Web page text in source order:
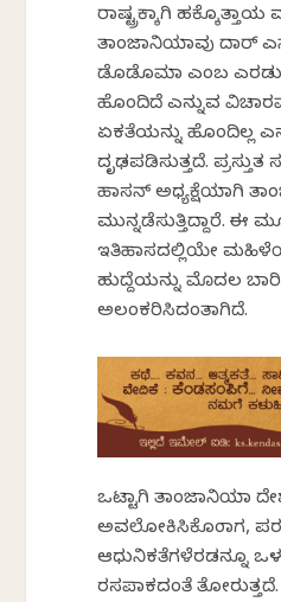
ರಾಷ್ಟ್ರಕ್ಕಾಗಿ ಹಕ್ಕೊತ್ತಾಯ
ತಾಂಜಾನಿಯಾವು ದಾರ್
ಡೊಡೊಮಾ ಎಂಬ ಎರಡು
ಹೊಂದಿದೆ ಎನ್ನುವ
ಏಕತೆಯನ್ನು ಹೊಂದಿಲ್ಲ
ದೃಢಪಡಿಸುತ್ತದೆ.
ಹಾಸನ್ ಅಧ್ಯಕ್ಷೆಯಾಗಿ
ಮುನ್ನಡೆಸುತ್ತಿದ್ದಾರೆ. ಈ
ಇತಿಹಾಸದಲ್ಲಿಯೇ
ಹುದ್ದೆಯನ್ನು ಮೊದಲ
ಅಲಂಕರಿಸಿದಂತಾಗಿದೆ.
ಒಟ್ಟಾಗಿ ತಾಂಜಾನಿಯಾ
ಅವಲೋಕಿಸಿಕೊಂಡಾಗ,
ಆಧುನಿಕತೆಗಳೆರಡನ್ನೂ
ರಸಪಾಕದಂತೆ